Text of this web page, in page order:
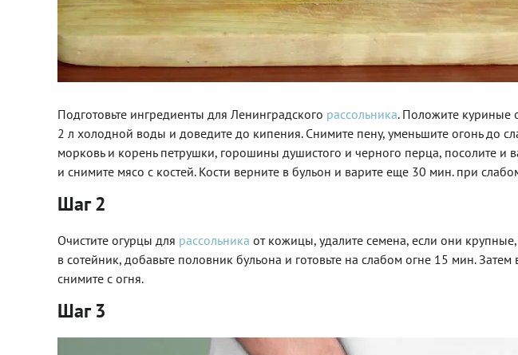
Подготовьте ингредиенты для Ленинградского рассольника. Положите куриные
2 л холодной воды и доведите до кипения. Снимите пену, уменьшите огонь до
морковь и корень петрушки, горошины душистого и черного перца, посолите и
и снимите мясо с костей. Кости верните в бульон и варите еще 30 мин. при
Шаг 2
Очистите огурцы для рассольника от кожицы, удалите семена, если они
в сотейник, добавьте половник бульона и готовьте на слабом огне 15 мин.
снимите с огня.
Шаг 3